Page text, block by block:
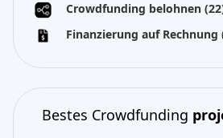
Crowdfunding belohnen
Finanzierung auf Rechnung
Bestes Crowdfunding